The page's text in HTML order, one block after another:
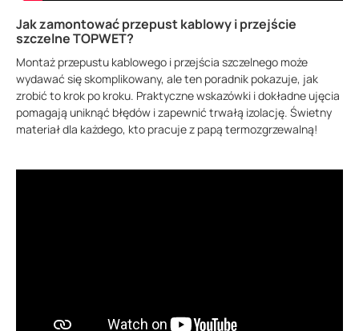
Jak zamontować przepust kablowy i przejście
szczelne TOPWET?
Montaż przepustu kablowego i przejścia szczelnego może
wydawać się skomplikowany, ale ten poradnik pokazuje, jak
zrobić to krok po kroku. Praktyczne wskazówki i dokładne ujęcia
pomagają uniknąć błędów i zapewnić trwałą izolację. Świetny
materiał dla każdego, kto pracuje z papą termozgrzewalną!